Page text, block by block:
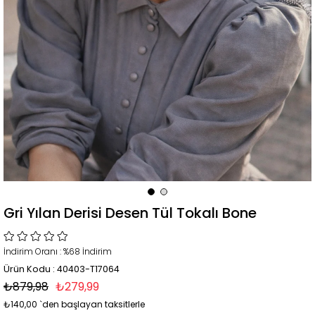
Gri Yılan Derisi Desen Tül Tokalı Bone
İndirim Oranı :%68 İndirim
Ürün Kodu : 40403-T17064
₺879,98 ₺279,99
₺140,00 `den başlayan taksitlerle